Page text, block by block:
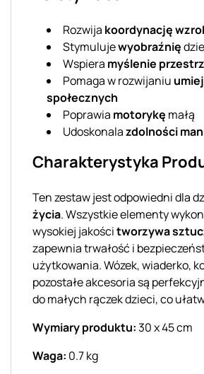
Rozwija koordynację
Stymulujewyobraźnię
Wspiera myślenie
Pomaga w rozwijaniu
społecznych
Poprawia motorykę małą
Udoskonalazdolności
Charakterystyka
Ten zestaw jest odpowiedni dla
życia. Wszystkie elementy
wysokiej jakościtworzywa
zapewnia trwałość i
użytkowania. Wózek, wiaderko,
pozostałe akcesoria są
do małych rączek dzieci, co
Wymiary produktu:30 x 45 cm
Waga: 0.7 kg